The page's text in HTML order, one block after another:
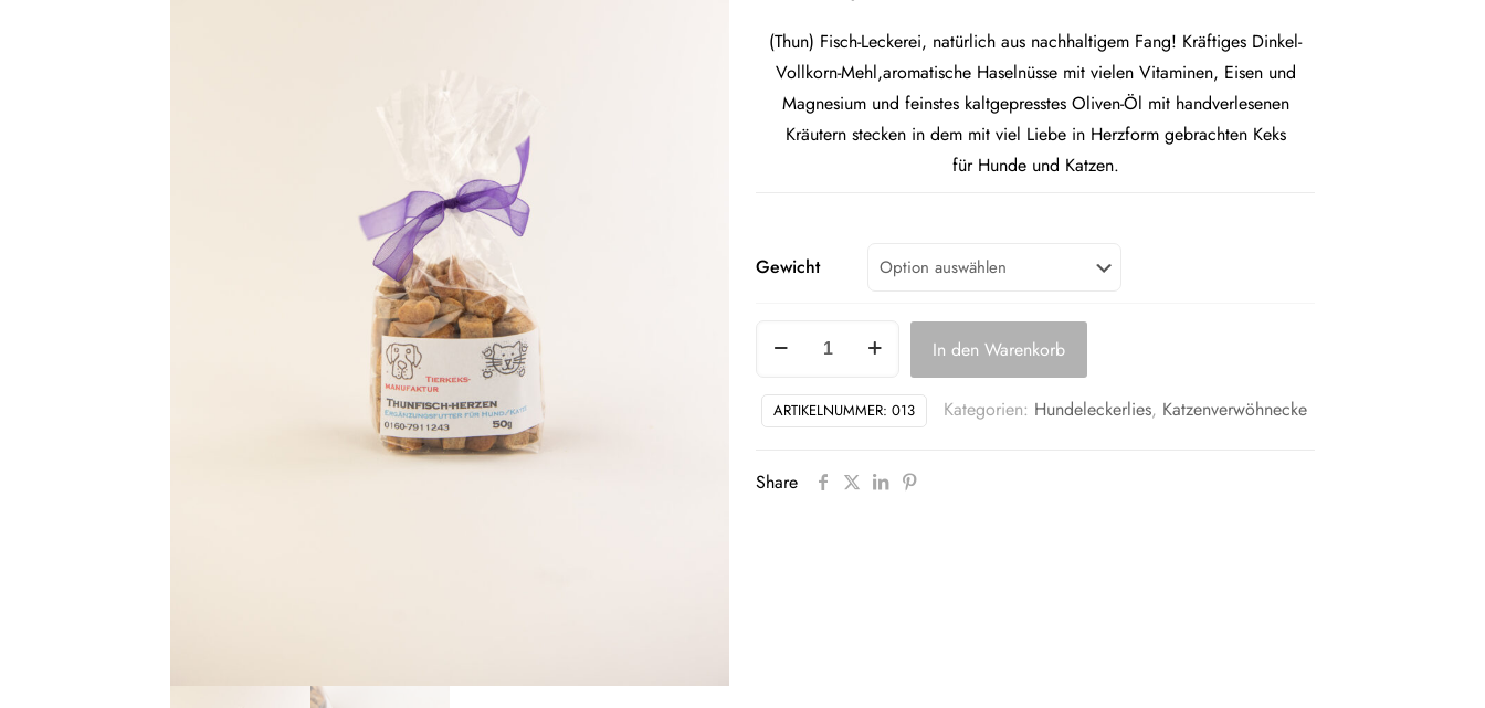
(Thun) Fisch-Leckerei, natürlich aus nachhaltigem Fang! Kräftiges Dinkel-
Vollkorn-Mehl,aromatische Haselnüsse mit vielen Vitaminen, Eisen und
Magnesium und feinstes kaltgepresstes Oliven-Öl mit handverlesenen
Kräutern stecken in dem mit viel Liebe in Herzform gebrachten Keks
für Hunde und Katzen.
Gewicht
In den Warenkorb
ARTIKELNUMMER: 013 Kategorien: Hundeleckerlies, Katzenverwöhnecke
Share